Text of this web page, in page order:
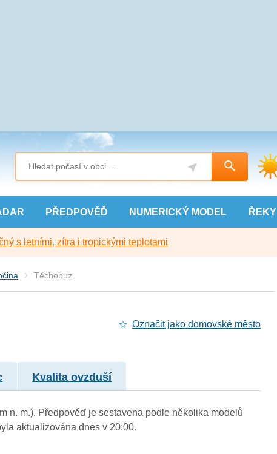
PŘEDPOVĚĎ NUMERICKÝ MODEL ŘEKY
s letními, zítra i tropickými teplotami
Těchobuz
Označit jako domovské město
Kvalita ovzduší
n. m.). Předpověď je sestavena podle několika modelů
aktualizována dnes v 20:00.